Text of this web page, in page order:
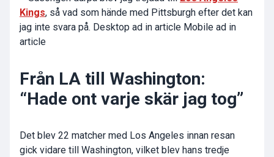
Kings, så vad som hände med Pittsburgh efter det kan
jag inte svara på. Desktop ad in article Mobile ad in
article
Från LA till Washington:
“Hade ont varje skär jag tog”
Det blev 22 matcher med Los Angeles innan resan
gick vidare till Washington, vilket blev hans tredje